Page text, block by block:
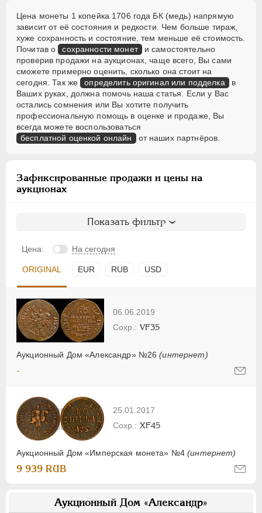
Цена монеты 1 копейка 1706 года БК (медь) напрямую
зависит от её состояния и редкости. Чем больше тираж,
хуже сохранность и состояние, тем меньше её стоимость.
Почитав о сохранности монет и самостоятельно
проверив продажи на аукционах, чаще всего, Вы сами
сможете примерно оценить, сколько она стоит на
сегодня. Так же определить оригинал или подделка в
Ваших руках, должна помочь наша статья. Если у Вас
остались сомнения или Вы хотите получить
профессиональную помощь в оценке и продаже, Вы
всегда можете воспользоваться
бесплатной оценкой онлайн от наших партнёров.
Зафиксированные продажи и цены на
аукционах
Показать фильтр
Цена: На сегодня
ORIGINAL EUR RUB USD
06.06.2019
Аукционный Дом «Александр» №26(интернет)
VF35
-
25.01.2017
Аукционный Дом «Имперская монета» №4(интернет)
XF45
9 939 RUB
Аукционный Дом «Александр»